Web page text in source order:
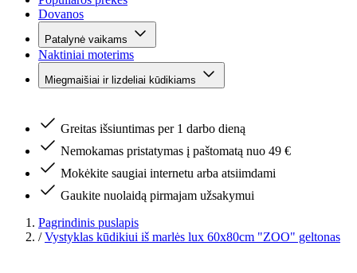
Dovanos
Patalynė vaikams
Naktiniai moterims
Miegmaišiai ir lizdeliai kūdikiams
Greitas išsiuntimas per 1 darbo dieną
Nemokamas pristatymas į paštomatą nuo 49 €
Mokėkite saugiai internetu arba atsiimdami
Gaukite nuolaidą pirmajam užsakymui
Pagrindinis puslapis
/ Vystyklas kūdikiui iš marlės lux 60x80cm "ZOO" geltonas